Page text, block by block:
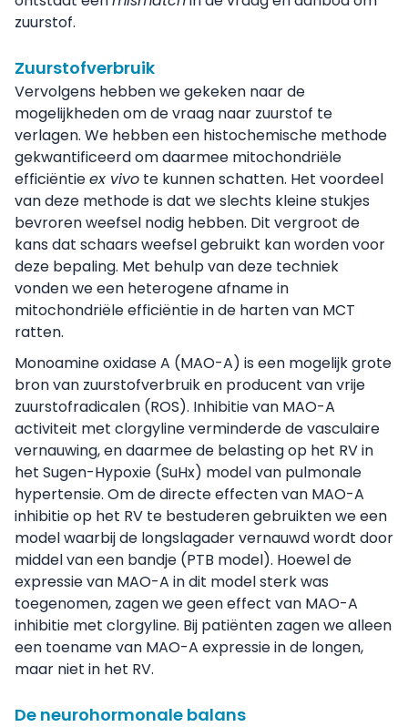
zuurstof.
Zuurstofverbruik
Vervolgens hebben we gekeken naar de
mogelijkheden om de vraag naar zuurstof te
verlagen. We hebben een histochemische methode
gekwantificeerd om daarmee mitochondriële
efficiëntieex vivo te kunnen schatten. Het voordeel
van deze methode is dat we slechts kleine stukjes
bevroren weefsel nodig hebben. Dit vergroot de
kans dat schaars weefsel gebruikt kan worden voor
deze bepaling. Met behulp van deze techniek
vonden we een heterogene afname in
mitochondriële efficiëntie in de harten van MCT
ratten.
Monoamine oxidase A (MAO-A) is een mogelijk grote
bron van zuurstofverbruik en producent van vrije
zuurstofradicalen (ROS). Inhibitie van MAO-A
activiteit met clorgyline verminderde de vasculaire
vernauwing, en daarmee de belasting op het RV in
het Sugen-Hypoxie (SuHx) model van pulmonale
hypertensie. Om de directe effecten van MAO-A
inhibitie op het RV te bestuderen gebruikten we een
model waarbij de longslagader vernauwd wordt door
middel van een bandje (PTB model). Hoewel de
expressie van MAO-A in dit model sterk was
toegenomen, zagen we geen effect van MAO-A
inhibitie met clorgyline. Bij patiënten zagen we alleen
een toename van MAO-A expressie in de longen,
maar niet in het RV.
De neurohormonale balans